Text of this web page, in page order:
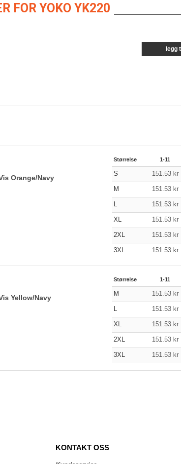
FOR YOKO YK220
legg
Orange/Navy
Størrelse 1-11
S 151.53 kr
M 151.53 kr
151.53 kr
XL 151.53 kr
2XL 151.53 kr
3XL 151.53 kr
Yellow/Navy
Størrelse 1-11
M 151.53 kr
151.53 kr
XL 151.53 kr
2XL 151.53 kr
3XL 151.53 kr
KONTAKT OSS